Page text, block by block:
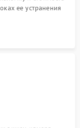
ее устранения